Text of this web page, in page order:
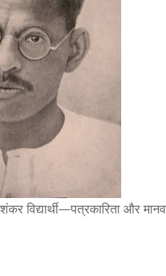
विद्यार्थी—पत्रकारिता और